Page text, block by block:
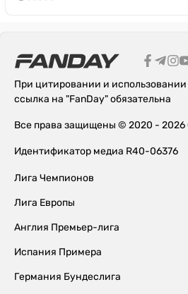
При цитировании и
ссылка на "FanDay" обязательна
Все права защищены © 2020 -
Идентификатор медиа R40-06376
Лига Чемпионов
Лига Европы
Англия Премьер-лига
Испания Примера
Германия Бундеслига